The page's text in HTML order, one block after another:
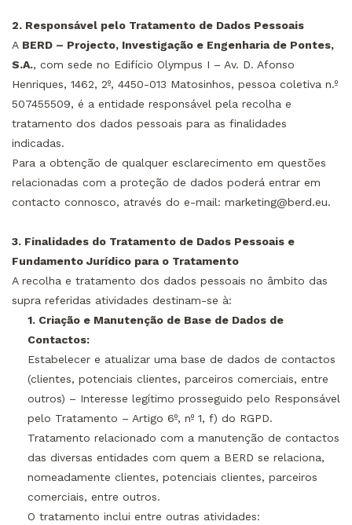
2. Responsável pelo Tratamento de Dados Pessoais
A BERD – Projecto, Investigação e Engenharia de Pontes,
S.A., com sede no Edifício Olympus I – Av. D. Afonso
Henriques, 1462, 2º, 4450-013 Matosinhos, pessoa coletiva n.º
507455509, é a entidade responsável pela recolha e
tratamento dos dados pessoais para as finalidades
indicadas.
Para a obtenção de qualquer esclarecimento em questões
relacionadas com a proteção de dados poderá entrar em
contacto connosco, através do e-mail: marketing@berd.eu.
3. Finalidades do Tratamento de Dados Pessoais e
Fundamento Jurídico para o Tratamento
A recolha e tratamento dos dados pessoais no âmbito das
supra referidas atividades destinam-se à:
1. Criação e Manutenção de Base de Dados de
Contactos:
Estabelecer e atualizar uma base de dados de contactos
(clientes, potenciais clientes, parceiros comerciais, entre
outros) – Interesse legítimo prosseguido pelo Responsável
pelo Tratamento – Artigo 6º, nº 1, f) do RGPD.
Tratamento relacionado com a manutenção de contactos
das diversas entidades com quem a BERD se relaciona,
nomeadamente clientes, potenciais clientes, parceiros
comerciais, entre outros.
O tratamento inclui entre outras atividades: